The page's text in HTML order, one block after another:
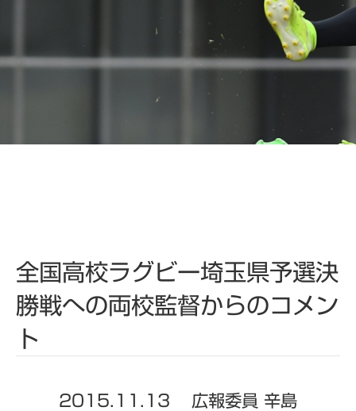
全国高校ラグビー埼玉県予選決
勝戦への両校監督からのコメン
ト
2015.11.13 広報委員 辛島